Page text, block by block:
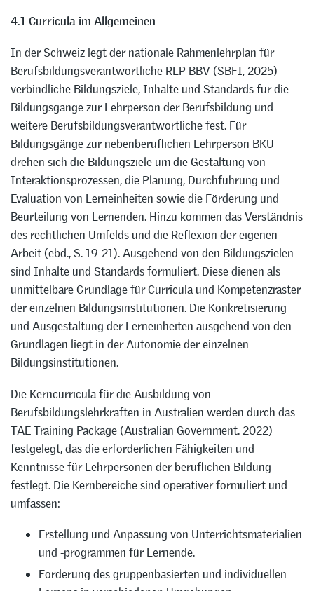
4.1 Curricula im Allgemeinen
In der Schweiz legt der nationale Rahmenlehrplan für
Berufsbildungsverantwortliche RLP BBV (SBFI, 2025)
verbindliche Bildungsziele, Inhalte und Standards für die
Bildungsgänge zur Lehrperson der Berufsbildung und
weitere Berufsbildungsverantwortliche fest. Für
Bildungsgänge zur nebenberuflichen Lehrperson BKU
drehen sich die Bildungsziele um die Gestaltung von
Interaktionsprozessen, die Planung, Durchführung und
Evaluation von Lerneinheiten sowie die Förderung und
Beurteilung von Lernenden. Hinzu kommen das Verständnis
des rechtlichen Umfelds und die Reflexion der eigenen
Arbeit (ebd., S. 19-21). Ausgehend von den Bildungszielen
sind Inhalte und Standards formuliert. Diese dienen als
unmittelbare Grundlage für Curricula und Kompetenzraster
der einzelnen Bildungsinstitutionen. Die Konkretisierung
und Ausgestaltung der Lerneinheiten ausgehend von den
Grundlagen liegt in der Autonomie der einzelnen
Bildungsinstitutionen.
Die Kerncurricula für die Ausbildung von
Berufsbildungslehrkräften in Australien werden durch das
TAE Training Package (Australian Government. 2022)
festgelegt, das die erforderlichen Fähigkeiten und
Kenntnisse für Lehrpersonen der beruflichen Bildung
festlegt. Die Kernbereiche sind operativer formuliert und
umfassen:
Erstellung und Anpassung von Unterrichtsmaterialien
und -programmen für Lernende.
Förderung des gruppenbasierten und individuellen